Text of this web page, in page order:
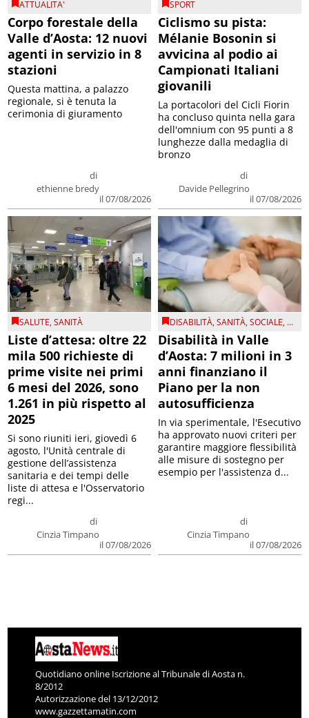
ATTUALITA'
Corpo forestale della
Valle d’Aosta: 12 nuovi
agenti in servizio in 8
stazioni
di
ethienne bredy
il 07/08/2026
Questa mattina, a palazzo
regionale, si è tenuta la
cerimonia di giuramento
SPORT
Ciclismo su pista:
Mélanie Bosonin si
avvicina al podio ai
Campionati Italiani
giovanili
di
Davide Pellegrino
il 07/08/2026
La portacolori del Cicli Fiorin
ha concluso quinta nella gara
dell'omnium con 95 punti a 8
lunghezze dalla medaglia di
bronzo
SALUTE,SANITÀ
Liste d’attesa: oltre 22
mila 500 richieste di
prime visite nei primi
6 mesi del 2026, sono
1.261 in più rispetto al
2025
di
Cinzia Timpano
il 07/08/2026
Si sono riuniti ieri, giovedì 6
agosto, l'Unità centrale di
gestione dell’assistenza
sanitaria e dei tempi delle
liste di attesa e l'Osservatorio
regi...
DISABILITÀ,SANITÀ,SOCIALE, ...
Disabilità in Valle
d’Aosta: 7 milioni in 3
anni finanziano il
Piano per la non
autosufficienza
di
Cinzia Timpano
il 07/08/2026
In via sperimentale, l'Esecutivo
ha approvato nuovi criteri per
garantire maggiore flessibilità
alle misure di sostegno per
esempio per l'assistenza d...
Quotidiano online Iscrizione al Tribunale di Aosta n.
8/2012
Autorizzazione del 13/12/2012
www.gazzettamatin.com